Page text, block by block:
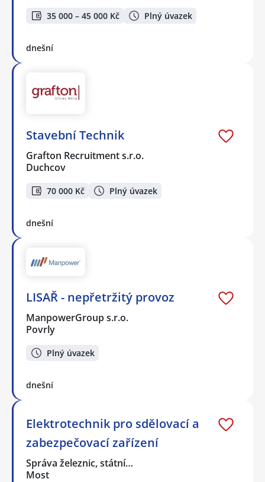
35 000 – 45 000 Kč Plný úvazek
dnešní
Stavební Technik
Grafton Recruitment s.r.o.
Duchcov
70 000 Kč Plný úvazek
dnešní
LISAŘ - nepřetržitý provoz
ManpowerGroup s.r.o.
Povrly
Plný úvazek
dnešní
Elektrotechnik pro sdělovací a
zabezpečovací zařízení
Správa železnic, státní…
Most